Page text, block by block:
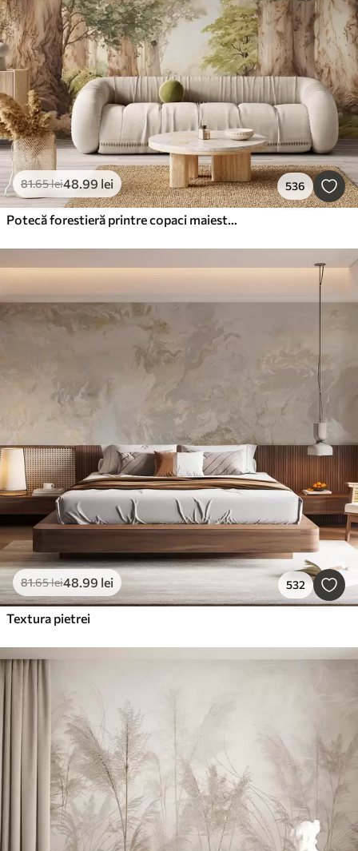
81.65lei48.99 lei 536
Potecă forestieră printre copaci maiestuoși, în stil acuarelă
81.65lei48.99 lei 532
Textura pietrei